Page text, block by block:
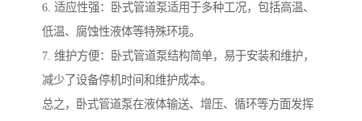
6. 适应性强：卧式管道泵适用于多种工况，包括高温、
低温、腐蚀性液体等特殊环境。
7. 维护方便：卧式管道泵结构简单，易于安装和维护，
减少了设备停机时间和维护成本。
总之，卧式管道泵在液体输送、增压、循环等方面发挥